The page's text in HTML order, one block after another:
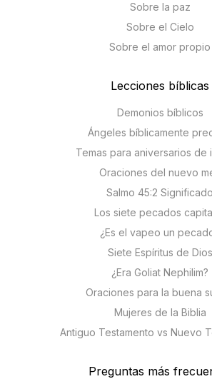
Sobre la paz
Sobre el Cielo
Sobre el amor propio
Lecciones bíblicas
Demonios bíblicos
Ángeles bíblicamente
Temas para aniversarios de
Oraciones del nuevo
Salmo 45:2 Significado
Los siete pecados
¿Es el vapeo un
Siete Espíritus de Dios
¿Era Goliat Nephilim?
Oraciones para la buena
Mujeres de la Biblia
Antiguo Testamento vs Nuevo
Preguntas más